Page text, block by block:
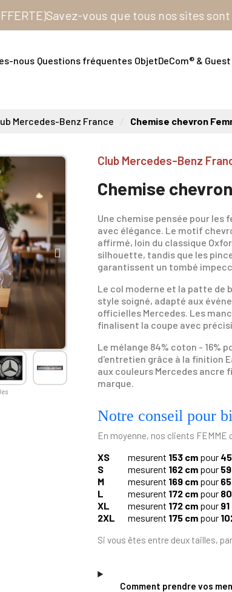
Savez-vous que tous nos sites sont multi-
nous Questions fréquentes ObjetDeCom® & Guest
Mercedes-Benz France Chemise chevron
Club Mercedes-Benz
Chemise
Une chemise pensée pour les
avec élégance. Le motif
affirmé, loin du classique
silhouette, tandis que les
garantissent un tombé
Le col moderne et la patte de
style soigné, adapté aux
officielles Mercedes. Les
finalisent la coupe avec
Le mélange 84% coton - 16%
d'entretien grâce à la finition
aux couleurs Mercedes ancre
marque.
Notre conseil pour
En moyenne, nos clients
XS mesurent 153 cm pour
S
mesurent 162 cm pour
M
mesurent 169 cm pour
L
mesurent 172 cm pour
XL
mesurent 172 cm pour
2XL
mesurent 175 cm pour
Si vous êtes entre deux tailles,
Comment prendre vos